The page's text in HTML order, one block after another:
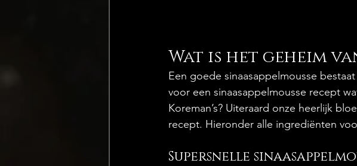
Wat is het geheim
Een goede sinaasappelmousse
voor een sinaasappelmousse recept
Koreman’s? Uiteraard onze heerlijk
recept. Hieronder alle ingrediënten
Supersnelle